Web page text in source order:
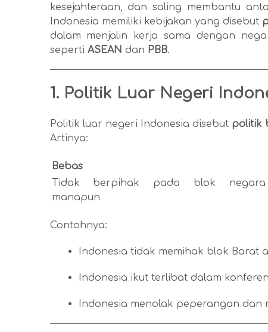
kesejahteraan, dan saling membantu
Indonesia memiliki kebijakan yang disebut
dalam menjalin kerja sama dengan
seperti ASEAN dan PBB.
1. Politik Luar Negeri
Politik luar negeri Indonesia disebut politik
Artinya:
Bebas
Tidak berpihak pada blok negara
manapun
Contohnya:
Indonesia tidak memihak blok Barat
Indonesia ikut terlibat dalam
Indonesia menolak peperangan dan